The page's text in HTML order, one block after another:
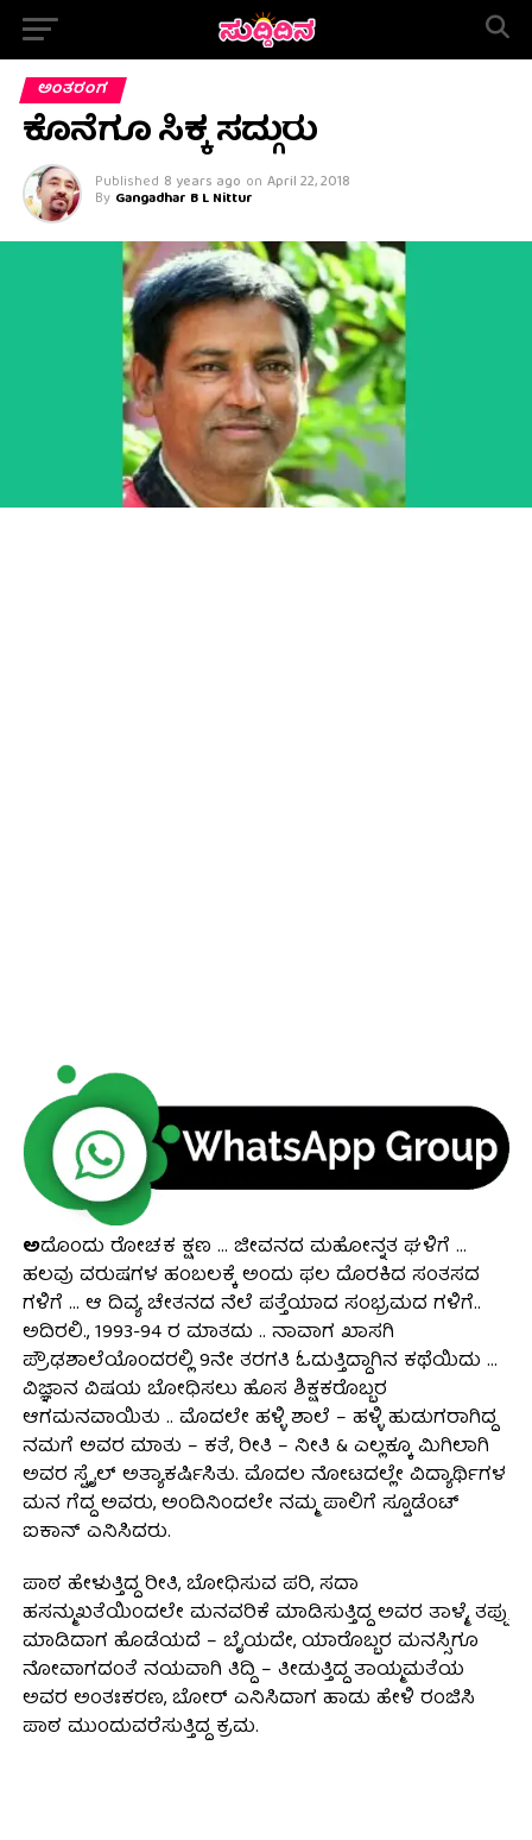
ಅಂತರಂಗ
ಕೊನೆಗೂ ಸಿಕ್ಕ ಸದ್ಗುರು
Published 8 years ago on April 22, 2018
By Gangadhar B L Nittur
ಅದೊಂದು ರೋಚಕ ಕ್ಷಣ … ಜೀವನದ ಮಹೋನ್ನತ ಘಳಿಗೆ …
ಹಲವು ವರುಷಗಳ ಹಂಬಲಕ್ಕೆ ಅಂದು ಫಲ ದೊರಕಿದ ಸಂತಸದ
ಗಳಿಗೆ … ಆ ದಿವ್ಯ ಚೇತನದ ನೆಲೆ ಪತ್ತೆಯಾದ ಸಂಭ್ರಮದ ಗಳಿಗೆ..
ಅದಿರಲಿ., 1993-94 ರ ಮಾತದು .. ನಾವಾಗ ಖಾಸಗಿ
ಪ್ರೌಢಶಾಲೆಯೊಂದರಲ್ಲಿ 9ನೇ ತರಗತಿ ಓದುತ್ತಿದ್ದಾಗಿನ ಕಥೆಯಿದು …
ವಿಜ್ಞಾನ ವಿಷಯ ಬೋಧಿಸಲು ಹೊಸ ಶಿಕ್ಷಕರೊಬ್ಬರ
ಆಗಮನವಾಯಿತು .. ಮೊದಲೇ ಹಳ್ಳಿ ಶಾಲೆ – ಹಳ್ಳಿ ಹುಡುಗರಾಗಿದ್ದ
ನಮಗೆ ಅವರ ಮಾತು – ಕತೆ, ರೀತಿ – ನೀತಿ & ಎಲ್ಲಕ್ಕೂ ಮಿಗಿಲಾಗಿ
ಅವರ ಸ್ಟೈಲ್ ಅತ್ಯಾಕರ್ಷಿಸಿತು. ಮೊದಲ ನೋಟದಲ್ಲೇ ವಿದ್ಯಾರ್ಥಿಗಳ
ಮನ ಗೆದ್ದ ಅವರು, ಅಂದಿನಿಂದಲೇ ನಮ್ಮ ಪಾಲಿಗೆ ಸ್ಟೂಡೆಂಟ್
ಐಕಾನ್ ಎನಿಸಿದರು.
ಪಾಠ ಹೇಳುತ್ತಿದ್ದ ರೀತಿ, ಬೋಧಿಸುವ ಪರಿ, ಸದಾ
ಹಸನ್ಮುಖತೆಯಿಂದಲೇ ಮನವರಿಕೆ ಮಾಡಿಸುತ್ತಿದ್ದ ಅವರ ತಾಳ್ಮೆ, ತಪ್ಪು
ಮಾಡಿದಾಗ ಹೊಡೆಯದೆ – ಬೈಯದೇ, ಯಾರೊಬ್ಬರ ಮನಸ್ಸಿಗೂ
ನೋವಾಗದಂತೆ ನಯವಾಗಿ ತಿದ್ದಿ – ತೀಡುತ್ತಿದ್ದ ತಾಯ್ಮಮತೆಯ
ಅವರ ಅಂತಃಕರಣ, ಬೋರ್ ಎನಿಸಿದಾಗ ಹಾಡು ಹೇಳಿ ರಂಜಿಸಿ
ಪಾಠ ಮುಂದುವರೆಸುತ್ತಿದ್ದ ಕ್ರಮ.